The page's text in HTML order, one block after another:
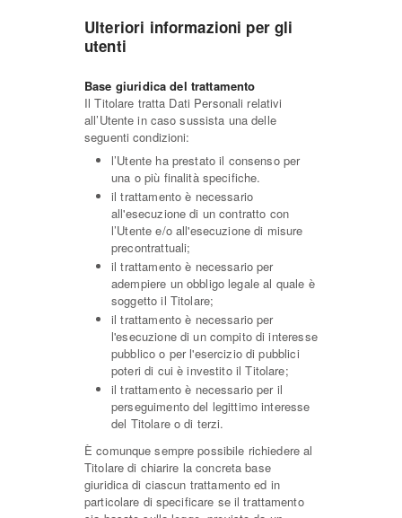
Ulteriori informazioni per gli
utenti
Base giuridica del trattamento
Il Titolare tratta Dati Personali relativi
all’Utente in caso sussista una delle
seguenti condizioni:
l’Utente ha prestato il consenso per
una o più finalità specifiche.
il trattamento è necessario
all'esecuzione di un contratto con
l’Utente e/o all'esecuzione di misure
precontrattuali;
il trattamento è necessario per
adempiere un obbligo legale al quale è
soggetto il Titolare;
il trattamento è necessario per
l'esecuzione di un compito di interesse
pubblico o per l'esercizio di pubblici
poteri di cui è investito il Titolare;
il trattamento è necessario per il
perseguimento del legittimo interesse
del Titolare o di terzi.
È comunque sempre possibile richiedere al
Titolare di chiarire la concreta base
giuridica di ciascun trattamento ed in
particolare di specificare se il trattamento